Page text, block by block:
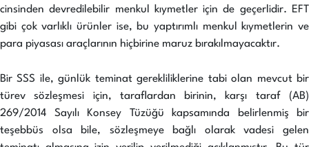
cinsinden devredilebilir menkul kıymetler için de geçerlidir. EFT
gibi çok varlıklı ürünler ise, bu yaptırımlı menkul kıymetlerin ve
para piyasası araçlarının hiçbirine maruz bırakılmayacaktır.
Bir SSS ile, günlük teminat gerekliliklerine tabi olan mevcut bir
türev sözleşmesi için, taraflardan birinin, karşı taraf (AB)
269/2014 Sayılı Konsey Tüzüğü kapsamında belirlenmiş bir
teşebbüs olsa bile, sözleşmeye bağlı olarak vadesi gelen